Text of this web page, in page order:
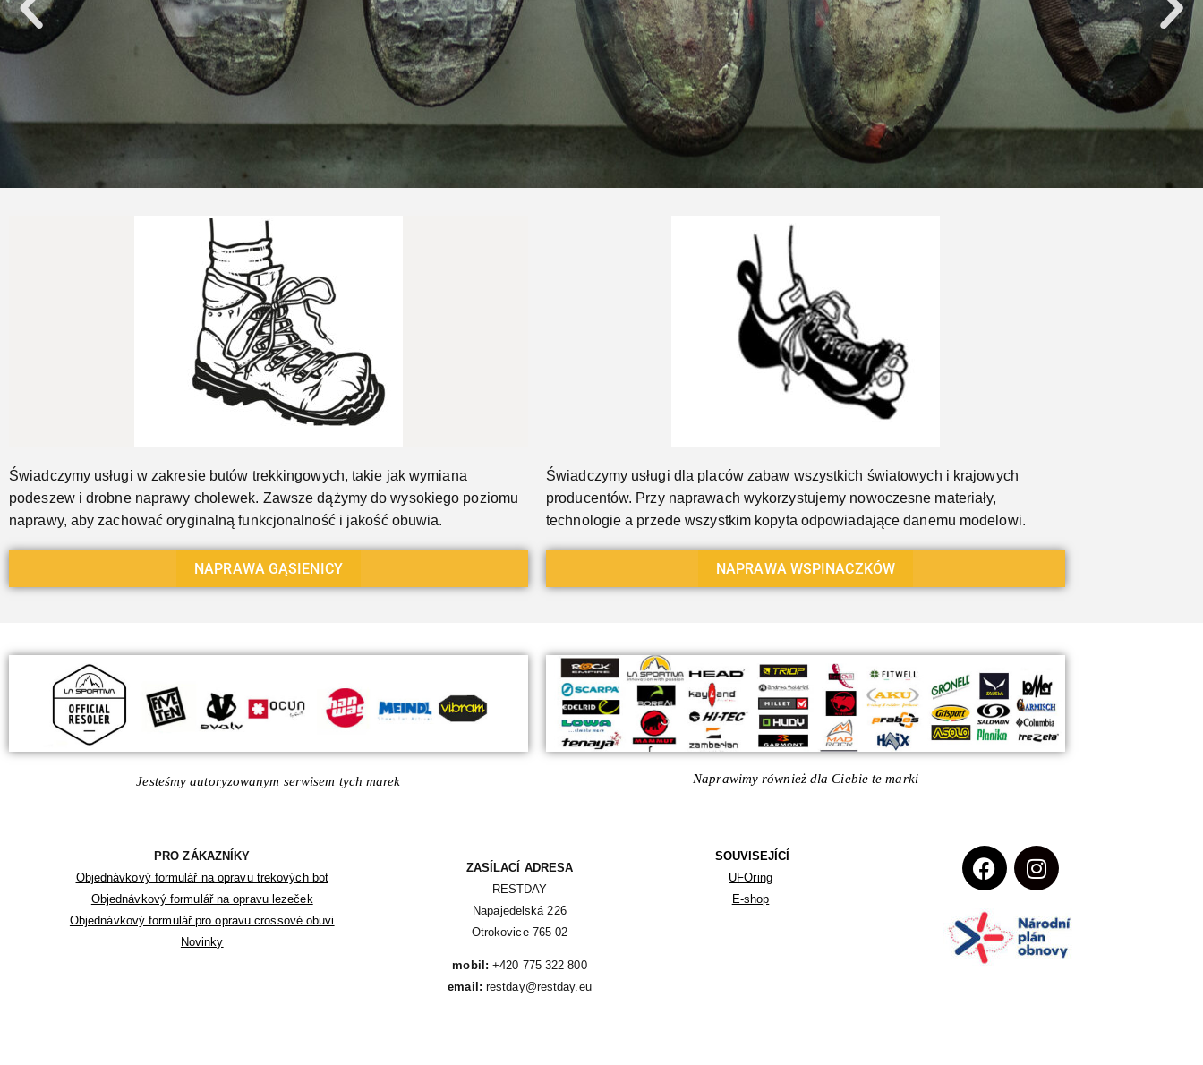
Naprawimy Twoje buty trekkingowe
Jeszcze...
Świadczymy usługi w zakresie butów trekkingowych, takie jak wymiana
podeszew i drobne naprawy cholewek. Zawsze dążymy do wysokiego poziomu
naprawy, aby zachować oryginalną funkcjonalność i jakość obuwia.
NAPRAWA GĄSIENICY
Świadczymy usługi dla placów zabaw wszystkich światowych i krajowych
producentów. Przy naprawach wykorzystujemy nowoczesne materiały,
technologie a przede wszystkim kopyta odpowiadające danemu modelowi.
NAPRAWA WSPINACZKÓW
Jesteśmy autoryzowanym serwisem tych marek Naprawimy również dla Ciebie te marki
PRO ZÁKAZNÍKY
Objednávkový formulář na opravu trekových bot
Objednávkový formulář na opravu lezeček
Objednávkový formulář pro opravu crossové obuvi
Novinky
ZASÍLACÍ ADRESA
RESTDAY
Napajedelská 226
Otrokovice 765 02
mobil:
+420 775 322 800
email: restday@restday.eu
SOUVISEJÍCÍ
UFOring
E-shop